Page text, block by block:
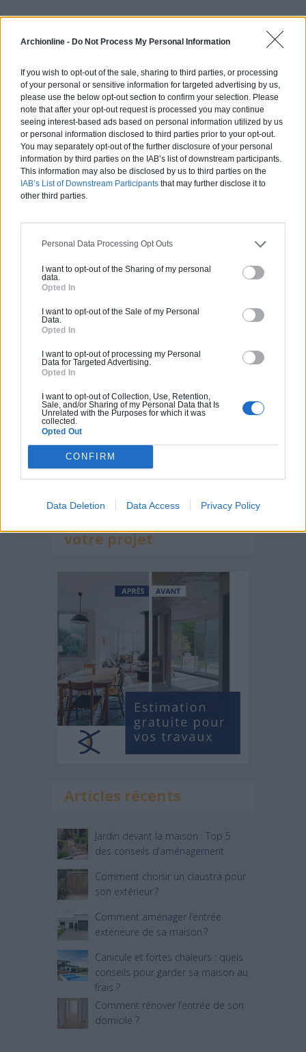
Archionline - Do Not Process My Personal Information
If you wish to opt-out of the sale, sharing to third parties, or processing
of your personal or sensitive information for targeted advertising by us,
please use the below opt-out section to confirm your selection. Please
note that after your opt-out request is processed you may continue
seeing interest-based ads based on personal information utilized by us
or personal information disclosed to third parties prior to your opt-out.
You may separately opt-out of the further disclosure of your personal
information by third parties on the IAB’s list of downstream participants.
This information may also be disclosed by us to third parties on the
IAB’s List of Downstream Participants that may further disclose it to
other third parties.
Personal Data Processing Opt Outs
I want to opt-out of the Sharing of my personal
data.
Opted In
I want to opt-out of the Sale of my Personal
Data.
Opted In
I want to opt-out of processing my Personal
Data for Targeted Advertising.
Opted In
I want to opt-out of Collection, Use, Retention,
Sale, and/or Sharing of my Personal Data that Is
Unrelated with the Purposes for which it was
collected.
Opted Out
CONFIRM
Data Deletion Data Access Privacy Policy
Autres Articles Qui
Pourraient Vous
Intéresser:
La plus grande cabane dans les
arbres du monde
Découvrez le secret de cette
maison estimée à plus d’1
million $
PARTAGER SUR
Une villa de rêve cachée pour des vacances de rêve
votre projet
Articles récents
Jardin devant la maison : Top 5
des conseils d’aménagement
Comment choisir un claustra pour
son extérieur ?
Comment aménager l’entrée
extérieure de sa maison ?
Canicule et fortes chaleurs : quels
conseils pour garder sa maison au
frais ?
Comment rénover l’entrée de son
domicile ?